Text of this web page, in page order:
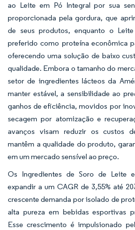
ao Leite em Pó Integral por sua
proporcionada pela gordura, que
de seus produtos, enquanto o
preferido como proteína econômica
oferecendo uma solução de baixo
qualidade. Embora o tamanho do
setor de ingredientes lácteos da
manter estável, a sensibilidade ao
ganhos de eficiência, movidos por
secagem por atomização e
avanços visam reduzir os custos
mantêm a qualidade do produto,
em um mercado sensível ao preço.
Os Ingredientes de Soro de Leite
expandir a um CAGR de 3,55% até
crescente demanda por isolado de
alta pureza em bebidas esportivas
Esse crescimento é impulsionado